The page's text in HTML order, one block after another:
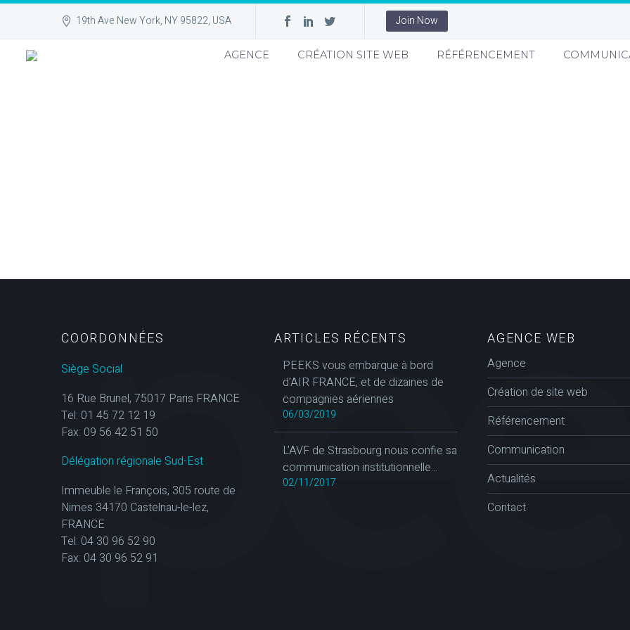
19th Ave New York, NY 95822, USA Join Now
AGENCE CRÉATION SITE WEB RÉFÉRENCEMENT
COORDONNÉES
Siège Social
16 Rue Brunel, 75017 Paris FRANCE
Tel: 01 45 72 12 19
Fax: 09 56 42 51 50
Délégation régionale Sud-Est
Immeuble le François, 305 route de
Nimes 34170 Castelnau-le-lez,
FRANCE
Tel: 04 30 96 52 90
Fax: 04 30 96 52 91
ARTICLES RÉCENTS
PEEKS vous embarque à bord
d'AIR FRANCE, et de dizaines de
compagnies aériennes
06/03/2019
L'AVF de Strasbourg nous confie sa
communication institutionnelle...
02/11/2017
AGENCE WEB
Agence
Création de site web
Référencement
Communication
Actualités
Contact